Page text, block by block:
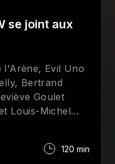
sur
vendre dans
de tous les
et/ou
desRois
se joint aux
l'Arène, Evil Uno
Bertrand
Goulet
Louis-Michel
Elite Wrestling
de juillet, à
120 min